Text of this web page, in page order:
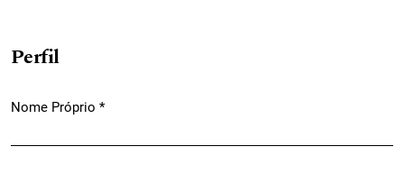
Perfil
Nome Próprio *